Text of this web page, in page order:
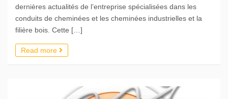
dernières actualités de l’entreprise spécialisées dans les
conduits de cheminées et les cheminées industrielles et la
filière bois. Cette […]
Read more